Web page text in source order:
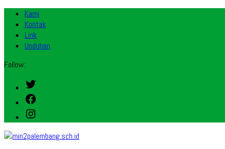
Kami
Kontak
Link
Unduhan
Follow:
Twitter
Facebook
Instagram